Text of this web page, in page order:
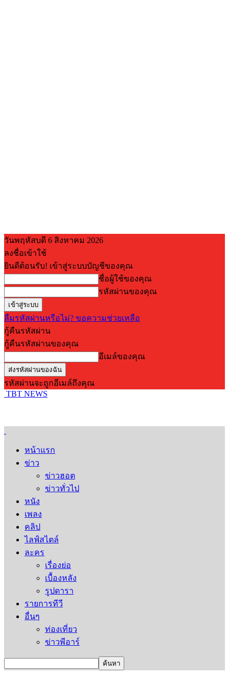
วันพฤหัสบดี 6 สิงหาคม 2026
ลงชื่อเข้าใช้
ยินดีต้อนรับ! เข้าสู่ระบบบัญชีของคุณ
ชื่อผู้ใช้ของคุณ
รหัสผ่านของคุณ
ลืมรหัสผ่านหรือไม่? ขอความช่วยเหลือ
กู้คืนรหัสผ่าน
กู้คืนรหัสผ่านของคุณ
อีเมล์ของคุณ
รหัสผ่านจะถูกอีเมล์ถึงคุณ
TBT NEWS
หน้าแรก
ข่าว
ข่าวฮอต
ข่าวทั่วไป
หนัง
เพลง
คลิป
ไลฟ์สไตล์
ละคร
เรื่องย่อ
เบื้องหลัง
รูปดารา
รายการทีวี
อื่นๆ
ท่องเที่ยว
ข่าวพีอาร์